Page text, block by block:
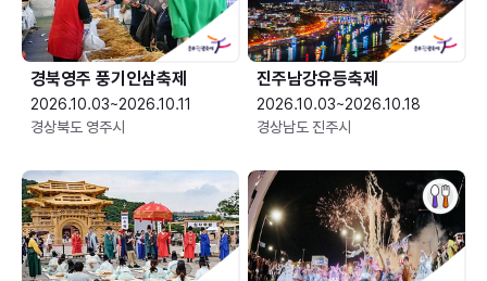
경북영주 풍기인삼축제
2026.10.03~2026.10.11
경상북도 영주시
진주남강유등축제
2026.10.03~2026.10.18
경상남도 진주시